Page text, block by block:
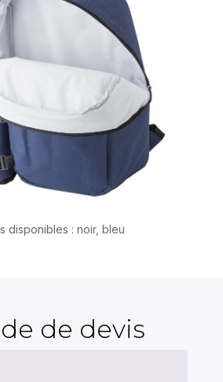
disponibles : noir, bleu
de devis